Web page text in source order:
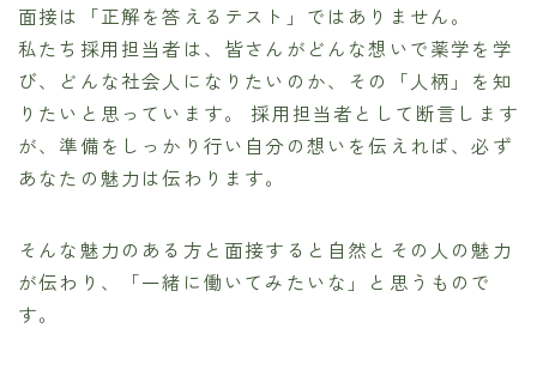
面接は「正解を答えるテスト」ではありません。
私たち採用担当者は、皆さんがどんな想いで薬学を学
び、どんな社会人になりたいのか、その「人柄」を知
りたいと思っています。 採用担当者として断言します
が、準備をしっかり行い自分の想いを伝えれば、必ず
あなたの魅力は伝わります。
そんな魅力のある方と面接すると自然とその人の魅力
が伝わり、「一緒に働いてみたいな」と思うもので
す。